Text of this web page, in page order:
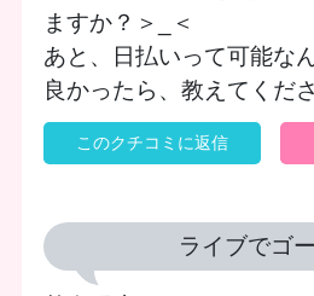
ますか？＞_＜
あと、日払いって可能な
良かったら、教えてくだ
このクチコミに返信
ライブでゴ